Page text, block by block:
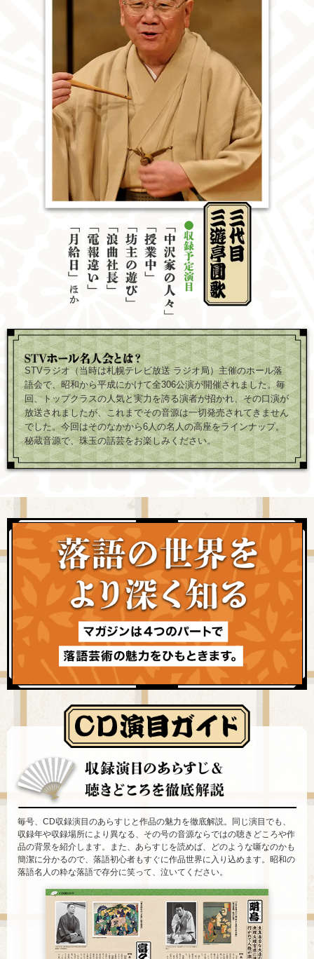
STVラジオ（当時は札幌テレビ放送 ラジオ局）主催のホール落
語会で、昭和から平成にかけて全306公演が開催されました。毎
回、トップクラスの人気と実力を誇る演者が招かれ、その口演が
放送されましたが、これまでその音源は一切発売されてきません
でした。今回はそのなかから6人の名人の高座をラインナップ。
秘蔵音源で、珠玉の話芸をお楽しみください。
毎号、CD収録演目のあらすじと作品の魅力を徹底解説。同じ演目でも、
収録年や収録場所により異なる、その号の音源ならではの聴きどころや作
品の背景を紹介します。また、あらすじを読めば、どのような噺なのかも
簡潔に分かるので、落語初心者もすぐに作品世界に入り込めます。昭和の
落語名人の粋な落語で存分に笑って、泣いてください。